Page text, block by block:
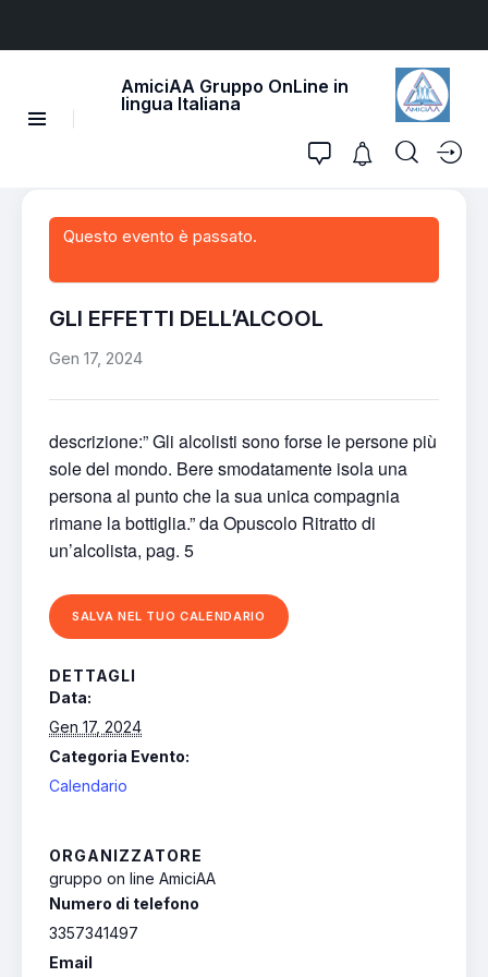
AmiciAA Gruppo OnLine in
lingua Italiana
Questo evento è passato.
GLI EFFETTI DELL’ALCOOL
Gen 17, 2024
descrizione:” Gli alcolisti sono forse le persone più
sole del mondo. Bere smodatamente isola una
persona al punto che la sua unica compagnia
rimane la bottiglia.” da Opuscolo Ritratto di
un’alcolista, pag. 5
SALVA NEL TUO CALENDARIO
DETTAGLI
Data:
Gen 17, 2024
Categoria Evento:
Calendario
ORGANIZZATORE
gruppo on line AmiciAA
Numero di telefono
3357341497
Email